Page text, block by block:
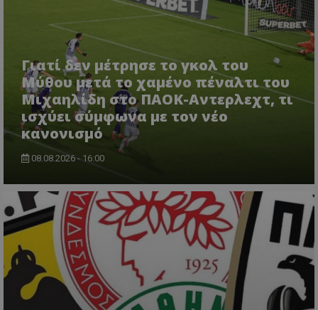
Γιατί δεν μέτρησε το γκολ του
Μύθου μετά το χαμένο πέναλτι του
Μιχαηλίδη στο ΠΑΟΚ-Αντερλεχτ, τι
ισχύει σύμφωνα με τον νέο
κανονισμό
08.08.2026 - 16:00